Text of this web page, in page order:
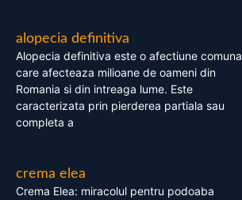
alopecia definitiva
Alopecia definitiva este o afectiune comuna
care afecteaza milioane de oameni din
Romania si din intreaga lume. Este
caracterizata prin pierderea partiala sau
completa a
crema elea
Crema Elea: miracolul pentru podoaba